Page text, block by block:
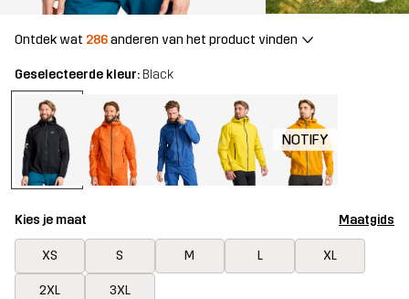
Ontdek wat 286anderen van het product vinden
Geselecteerde kleur: Black
NOTIFY
Kies je maat Maatgids
XS S M L XL
2XL 3XL